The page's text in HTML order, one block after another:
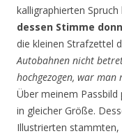
kalligraphierten Spruch
dessen Stimme
die kleinen Strafzettel
Autobahnen nicht
hochgezogen, war
Über meinem
in gleicher Größe.
Illustrierten